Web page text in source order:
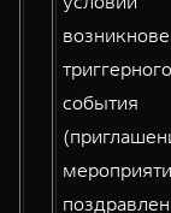
триггерного
события